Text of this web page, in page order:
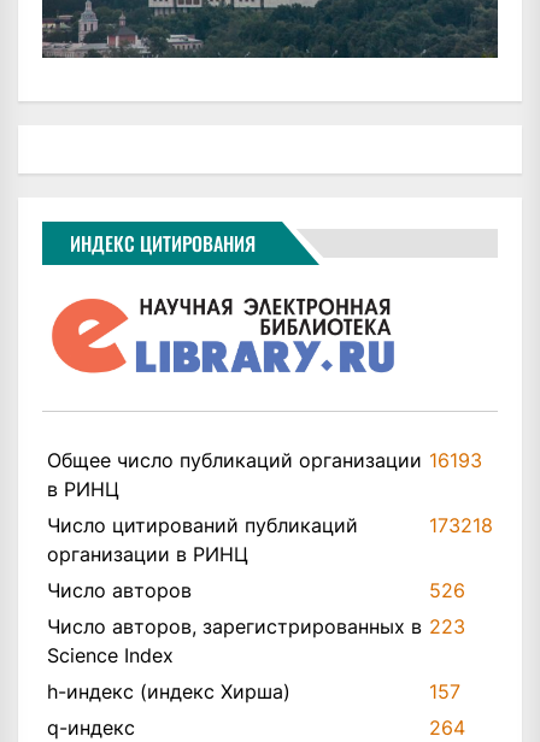
ИНДЕКС ЦИТИРОВАНИЯ
Общее число публикаций организации
в РИНЦ
16193
Число цитирований публикаций
организации в РИНЦ
173218
Число авторов
526
Число авторов, зарегистрированных в
Science Index
223
h-индекс (индекс Хирша)
157
q-индекс
264